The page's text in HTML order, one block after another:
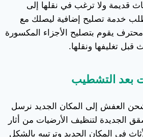
قديمة ولا ترغب في نقلها إلى
خدمة تصليح إضافية ليصلك مع
يقوم بتصليح الأجزاء المكسورة
قبل تغليفها ونقلها.
بعد التشطيب
العفش إلى المكان الجديد نرسل
الجديدة لتنظيف الأرضيات من أثار
في المكان الجديد وترتيبه بالشكل